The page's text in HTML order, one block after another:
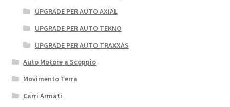
UPGRADE PER AUTO AXIAL
UPGRADE PER AUTO TEKNO
UPGRADE PER AUTO TRAXXAS
Auto Motore a Scoppio
Movimento Terra
Carri Armati